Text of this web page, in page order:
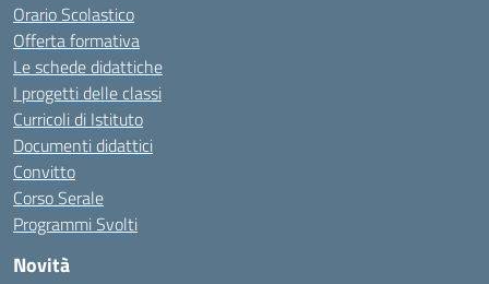
Orario Scolastico
Offerta formativa
Le schede didattiche
I progetti delle classi
Curricoli di Istituto
Documenti didattici
Convitto
Corso Serale
Programmi Svolti
Novità